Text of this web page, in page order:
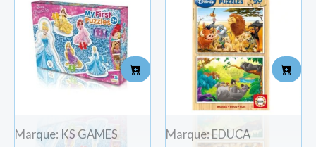
Marque: KS GAMES
Marque: EDUCA